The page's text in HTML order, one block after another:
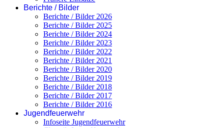
Berichte / Bilder
Berichte / Bilder 2026
Berichte / Bilder 2025
Berichte / Bilder 2024
Berichte / Bilder 2023
Berichte / Bilder 2022
Berichte / Bilder 2021
Berichte / Bilder 2020
Berichte / Bilder 2019
Berichte / Bilder 2018
Berichte / Bilder 2017
Berichte / Bilder 2016
Jugendfeuerwehr
Infoseite Jugendfeuerwehr